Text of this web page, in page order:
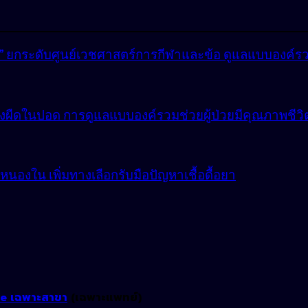
ยกระดับศูนย์เวชศาสตร์การกีฬาและข้อ ดูแลแบบองค์ร
งผืดในปอด การดูแลแบบองค์รวมช่วยผู้ป่วยมีคุณภาพชี
องใน เพิ่มทางเลือกรับมือปัญหาเชื้อดื้อยา
ฉพาะสาขา (เฉพาะแพทย์)